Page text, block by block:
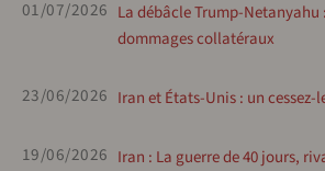
01/07/2026 La débâcle Trump-Netanyahu
dommages collatéraux
23/06/2026 Iran et États-Unis : un cessez-
19/06/2026 Iran : La guerre de 40 jours,